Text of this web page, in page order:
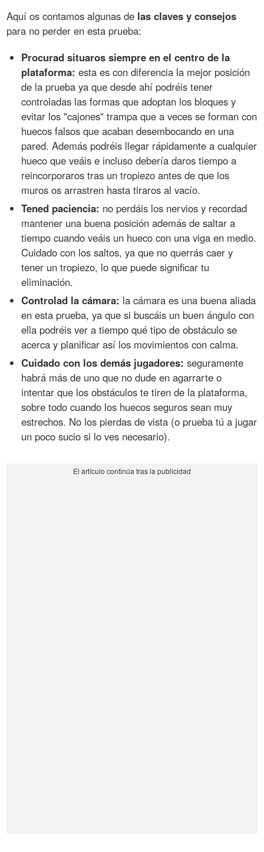
Aquí os contamos algunas de las claves y consejos
para no perder en esta prueba:
Procurad situaros siempre en el centro de la
plataforma: esta es con diferencia la mejor posición
de la prueba ya que desde ahí podréis tener
controladas las formas que adoptan los bloques y
evitar los "cajones" trampa que a veces se forman con
huecos falsos que acaban desembocando en una
pared. Además podréis llegar rápidamente a cualquier
hueco que veáis e incluso debería daros tiempo a
reincorporaros tras un tropiezo antes de que los
muros os arrastren hasta tiraros al vacío.
Tened paciencia: no perdáis los nervios y recordad
mantener una buena posición además de saltar a
tiempo cuando veáis un hueco con una viga en medio.
Cuidado con los saltos, ya que no querrás caer y
tener un tropiezo, lo que puede significar tu
eliminación.
Controlad la cámara: la cámara es una buena aliada
en esta prueba, ya que si buscáis un buen ángulo con
ella podréis ver a tiempo qué tipo de obstáculo se
acerca y planificar así los movimientos con calma.
Cuidado con los demás jugadores: seguramente
habrá más de uno que no dude en agarrarte o
intentar que los obstáculos te tiren de la plataforma,
sobre todo cuando los huecos seguros sean muy
estrechos. No los pierdas de vista (o prueba tú a jugar
un poco sucio si lo ves necesario).